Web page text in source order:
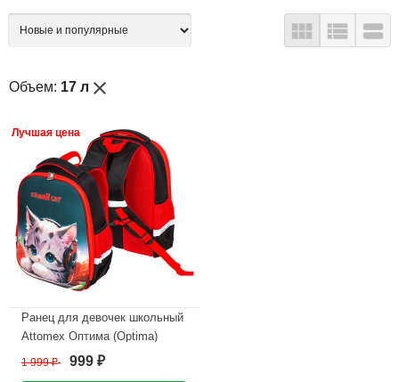
  
Объем: 17 л close
Лучшая цена
Ранец для девочек школьный
Attomex Оптима (Optima)
Кавайный кот (Kawaii Cat)
1 999₽ 999 ₽